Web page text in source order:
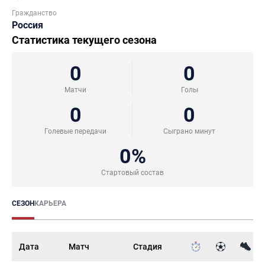
Гражданство
Россия
Статистика текущего сезона
0
Матчи
0
Голы
0
Голевые передачи
0
Сыграно минут
0%
Стартовый состав
СЕЗОНКАРЬЕРА
Дата Матч Стадия